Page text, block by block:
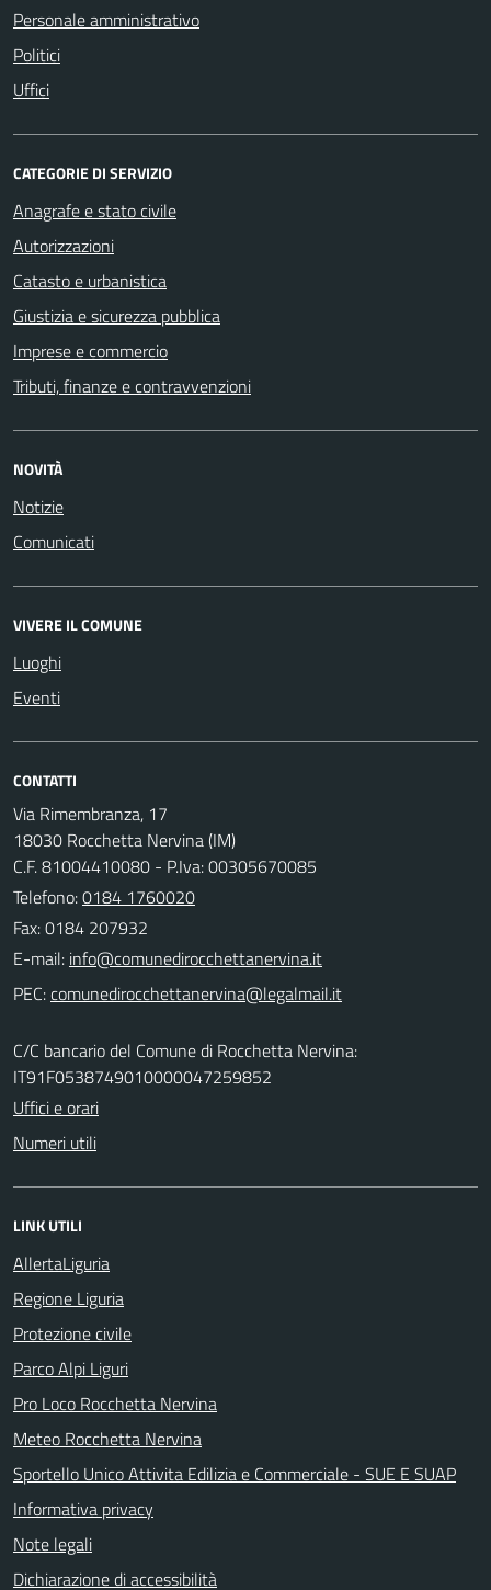
Personale amministrativo
Politici
Uffici
CATEGORIE DI SERVIZIO
Anagrafe e stato civile
Autorizzazioni
Catasto e urbanistica
Giustizia e sicurezza pubblica
Imprese e commercio
Tributi, finanze e contravvenzioni
NOVITÀ
Notizie
Comunicati
VIVERE IL COMUNE
Luoghi
Eventi
CONTATTI
Via Rimembranza, 17
18030 Rocchetta Nervina (IM)
C.F. 81004410080 - P.Iva: 00305670085
Telefono:0184 1760020
Fax: 0184 207932
E-mail:
PEC:
C/C bancario del Comune di Rocchetta Nervina:
IT91F0538749010000047259852
Uffici e orari
Numeri utili
LINK UTILI
AllertaLiguria
Regione Liguria
Protezione civile
Parco Alpi Liguri
Pro Loco Rocchetta Nervina
Meteo Rocchetta Nervina
Sportello Unico Attivita Edilizia e Commerciale - SUE E SUAP
Informativa privacy
Note legali
Dichiarazione di accessibilità